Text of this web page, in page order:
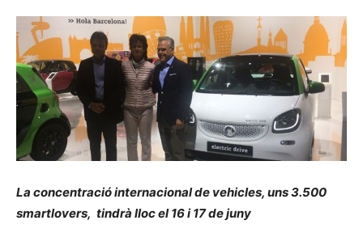
La concentració internacional de vehicles, uns 3.500
smartlovers, tindrà lloc el 16 i 17 de juny